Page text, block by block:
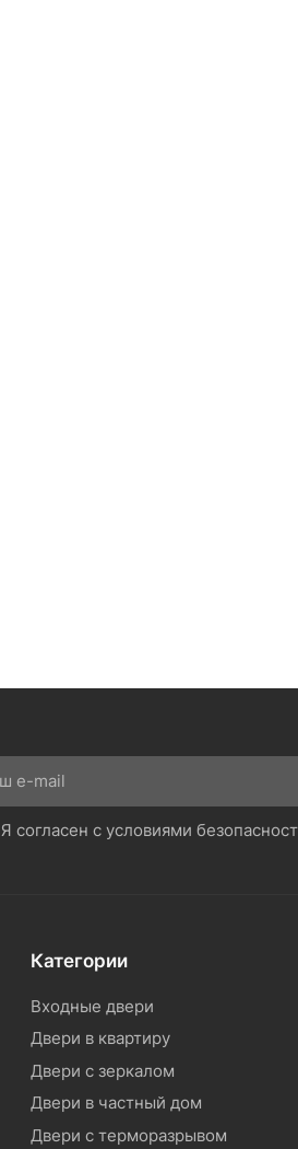
Я согласен с условиями
Категории
Входные двери
Двери в квартиру
Двери с зеркалом
Двери в частный дом
Двери с терморазрывом